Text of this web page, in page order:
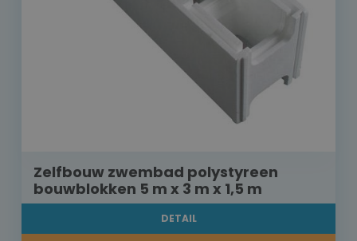
Zelfbouw zwembad polystyreen
bouwblokken 5 m x 3 m x 1,5 m
DETAIL